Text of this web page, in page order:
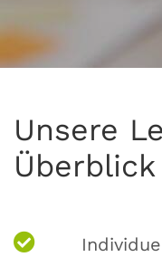
Unsere
Überblick